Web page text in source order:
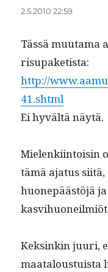
2.5.2010 22:59
Tässä muu­ta­ma
risupaketista:
http://
41.shtml
Ei hyvältä näytä.
Mie­lenki­in­toisin
tämä aja­tus
huonepäästöjä
Keksinkin juuri,
maat­alous­tu­ista